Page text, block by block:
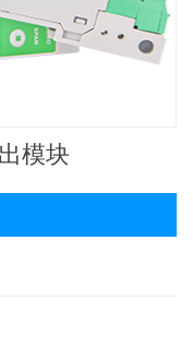
模块